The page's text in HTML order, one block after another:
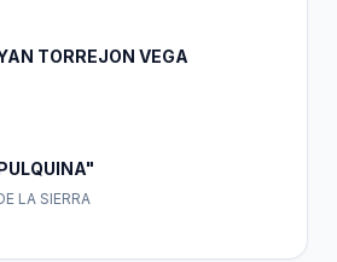
TORREJON VEGA
LA SIERRA